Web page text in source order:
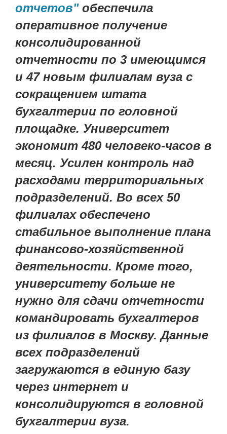
отчетов"обеспечила
оперативное получение
консолидированной
отчетности по 3 имеющимся
и 47 новым филиалам вуза с
сокращением штата
бухгалтерии по головной
площадке. Университет
экономит 480 человеко-часов в
месяц. Усилен контроль над
расходами территориальных
подразделений. Во всех 50
филиалах обеспечено
стабильное выполнение плана
финансово-хозяйственной
деятельности. Кроме того,
университету больше не
нужно для сдачи отчетности
командировать бухгалтеров
из филиалов в Москву. Данные
всех подразделений
загружаются в единую базу
через интернет и
консолидируются в головной
бухгалтерии вуза.